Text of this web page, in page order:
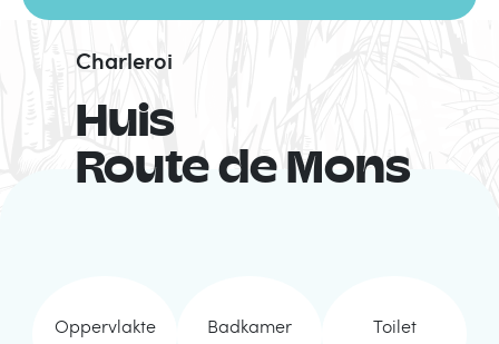
Huis
Route de Mons
Charleroi
Oppervlakte Badkamer Toilet